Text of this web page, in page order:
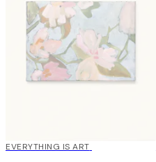
EVERYTHING IS ART